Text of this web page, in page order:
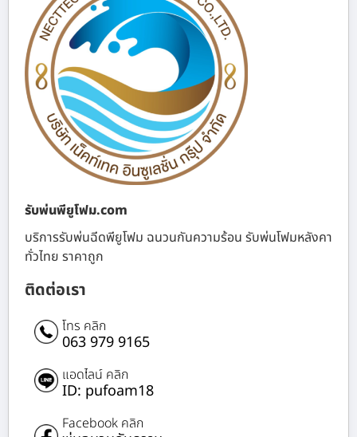
รับพ่นพียูโฟม.com
บริการรับพ่นฉีดพียูโฟม ฉนวนกันความร้อน รับพ่นโฟมหลังคา
ทั่วไทย ราคาถูก
ติดต่อเรา
โทร คลิก
063 979 9165
แอดไลน์ คลิก
ID: pufoam18
Facebook คลิก